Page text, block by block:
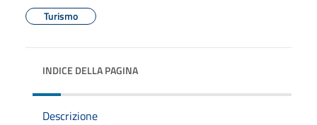
Turismo
INDICE DELLA PAGINA
Descrizione